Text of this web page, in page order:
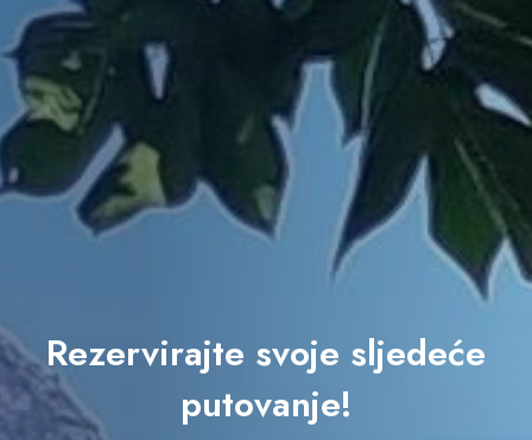
Rezervirajte svoje sljedeće
putovanje!